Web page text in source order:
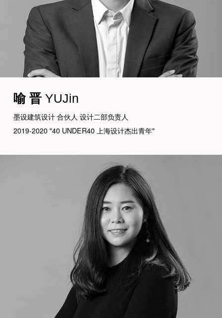
喻 晋 YUJin
墨设建筑设计 合伙人 设计二部负责人
2019-2020 "40 UNDER40 上海设计杰出青年"